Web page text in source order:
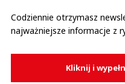
Codziennie otrzymasz
najważniejsze informacje z
Kliknij i